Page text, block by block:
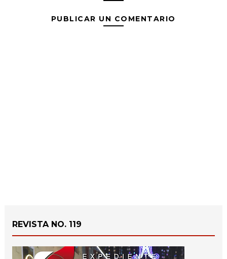
PUBLICAR UN COMENTARIO
REVISTA NO. 119